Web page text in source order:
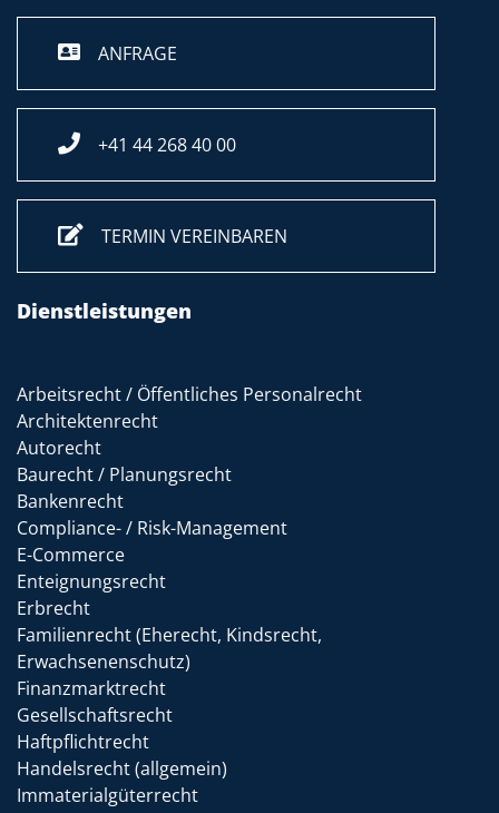
ANFRAGE
+41 44 268 40 00
TERMIN VEREINBAREN
Dienstleistungen
Arbeitsrecht / Öffentliches Personalrecht
Architektenrecht
Autorecht
Baurecht / Planungsrecht
Bankenrecht
Compliance- / Risk-Management
E-Commerce
Enteignungsrecht
Erbrecht
Familienrecht (Eherecht, Kindsrecht,
Erwachsenenschutz)
Finanzmarktrecht
Gesellschaftsrecht
Haftpflichtrecht
Handelsrecht (allgemein)
Immaterialgüterrecht